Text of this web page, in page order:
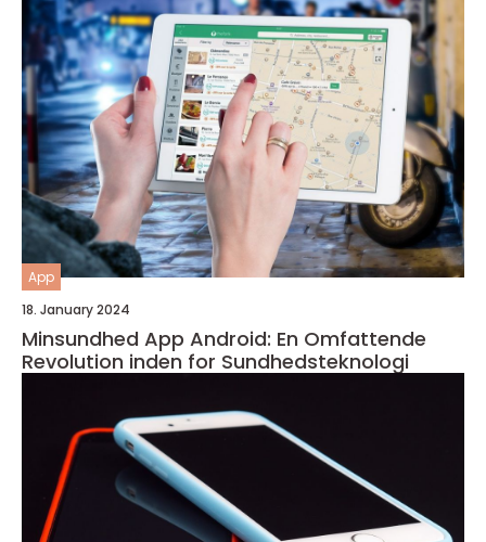
App
18. January 2024
Minsundhed App Android: En Omfattende
Revolution inden for Sundhedsteknologi